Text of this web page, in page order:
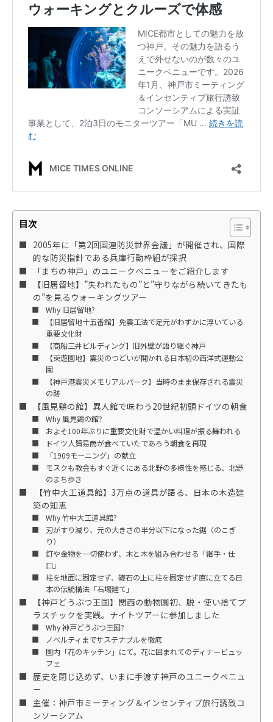
目次
2005年に「第2回国連防災世界会議」が開催され、国際
的な防災指針である兵庫行動枠組が採択
「まちの神戸」のユニークベニューをご紹介します
【旧居留地】”失われたもの”と”守りながら続いてきたも
の”を見るウォーキングツアー
Why 旧居留地?
【旧居留地十五番館】免震工法で足元がわずかに浮いている
重要文化財
【商船三井ビルディング】旧外壁が語り継ぐ神戸
【東遊園地】震災のつどいが開かれる日本初の西洋式運動公
園
【神戸港震災メモリアルパーク】当時のまま保存される震災
の跡
【風見鶏の館】異人館で味わう20世紀初頭ドイツの朝食
Why 風見鶏の館?
およそ100年ぶりに重要文化財で温かい料理が振る舞われる
ドイツ人貿易商が食べていたであろう朝食を再現
「1909モーニング」の献立
モスクも教会もすぐ近くにある北野の多様性を感じる、北野
のまち歩き
【竹中大工道具館】3万点の道具が語る、日本の木造建
築の知恵
Why 竹中大工道具館?
刃がすり減り、元の大きさの半分以下になった鋸（のこぎ
り）
釘や金物を一切使わず、木と木を組み合わせる「継手・仕
口」
柱を地面に固定せず、礎石の上に柱を固定せず直に立てる日
本の伝統構法「石場建て」
【神戸どうぶつ王国】関西の動物園初、脱・使い捨てプ
ラスチックを実践。ナイトツアーに参加しました
Why 神戸どうぶつ王国?
ノベルティまでサステナブルを徹底
園内「花のキッチン」にて。花に囲まれてのディナービュッ
フェ
歴史を閉じ込めず、いまに手渡す神戸のユニークベニュ
ー
主催：神戸市ミーティング＆インセンティブ旅行誘致コ
ンソーシアム